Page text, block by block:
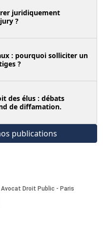
juridiquement
?
: pourquoi solliciter un
?
des élus : débats
de diffamation.
publications